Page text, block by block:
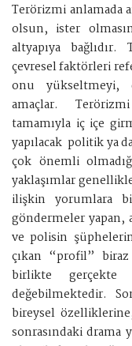
Terörizmi anlamada
olsun, ister
altyapıya bağlıdır.
çevresel faktörleri
onu yükseltmeyi,
amaçlar.
tamamıyla iç içe
yapılacak politik ya
çok önemli
yaklaşımlar
ilişkin yorumlara
göndermeler yapan,
ve polisin
çıkan “profil” biraz
birlikte
değebilmektedir.
bireysel
sonrasındaki drama